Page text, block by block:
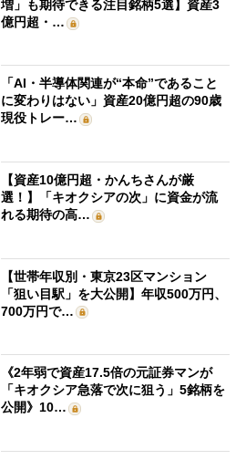
増」も期待できる注目銘柄5選】資産3
億円超・…
「AI・半導体関連が“本命”であること
に変わりはない」資産20億円超の90歳
現役トレー…
【資産10億円超・かんちさんが厳
選！】「キオクシアの次」に資金が流
れる期待の高…
【世帯年収別・東京23区マンション
「狙い目駅」を大公開】年収500万円、
700万円で…
《2年弱で資産17.5倍の元証券マンが
「キオクシア急落で次に狙う」5銘柄を
公開》10…